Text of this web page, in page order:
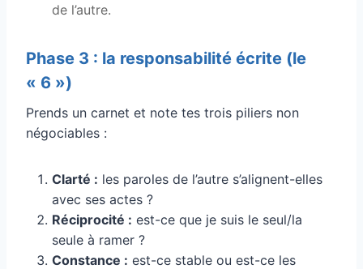
de l’autre.
Phase 3 : la responsabilité écrite (le
« 6 »)
Prends un carnet et note tes trois piliers non
négociables :
Clarté : les paroles de l’autre s’alignent-elles
avec ses actes ?
Réciprocité : est-ce que je suis le seul/la
seule à ramer ?
Constance : est-ce stable ou est-ce les